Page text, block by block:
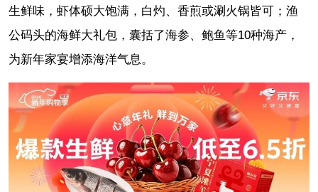
生鲜味，虾体硕大饱满，白灼、香煎或涮火锅皆可；渔
公码头的海鲜大礼包，囊括了海参、鲍鱼等10种海产，
为新年家宴增添海洋气息。